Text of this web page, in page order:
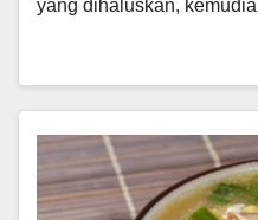
yang dihaluskan,